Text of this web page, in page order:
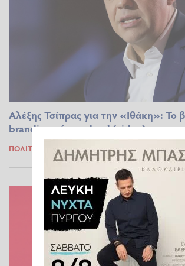
Αλέξης Τσίπρας για την «Ιθάκη»: Το
branding, είναι reload (video)
ΠΟΛΙΤΙΚΆ 11.11.2025 17:37